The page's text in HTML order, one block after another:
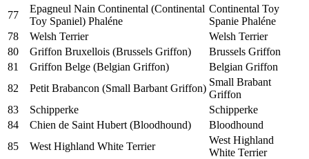
77
Epagneul Nain Continental (Continental
Toy Spaniel) Phaléne
Continental Toy
Spanie Phaléne
78
Welsh Terrier
Welsh Terrier
80
Griffon Bruxellois (Brussels Griffon)
Brussels Griffon
81
Griffon Belge (Belgian Griffon)
Belgian Griffon
82
Petit Brabancon (Small Barbant Griffon)
Small Brabant
Griffon
83
Schipperke
Schipperke
84
Chien de Saint Hubert (Bloodhound)
Bloodhound
85
West Highland White Terrier
West Highland
White Terrier